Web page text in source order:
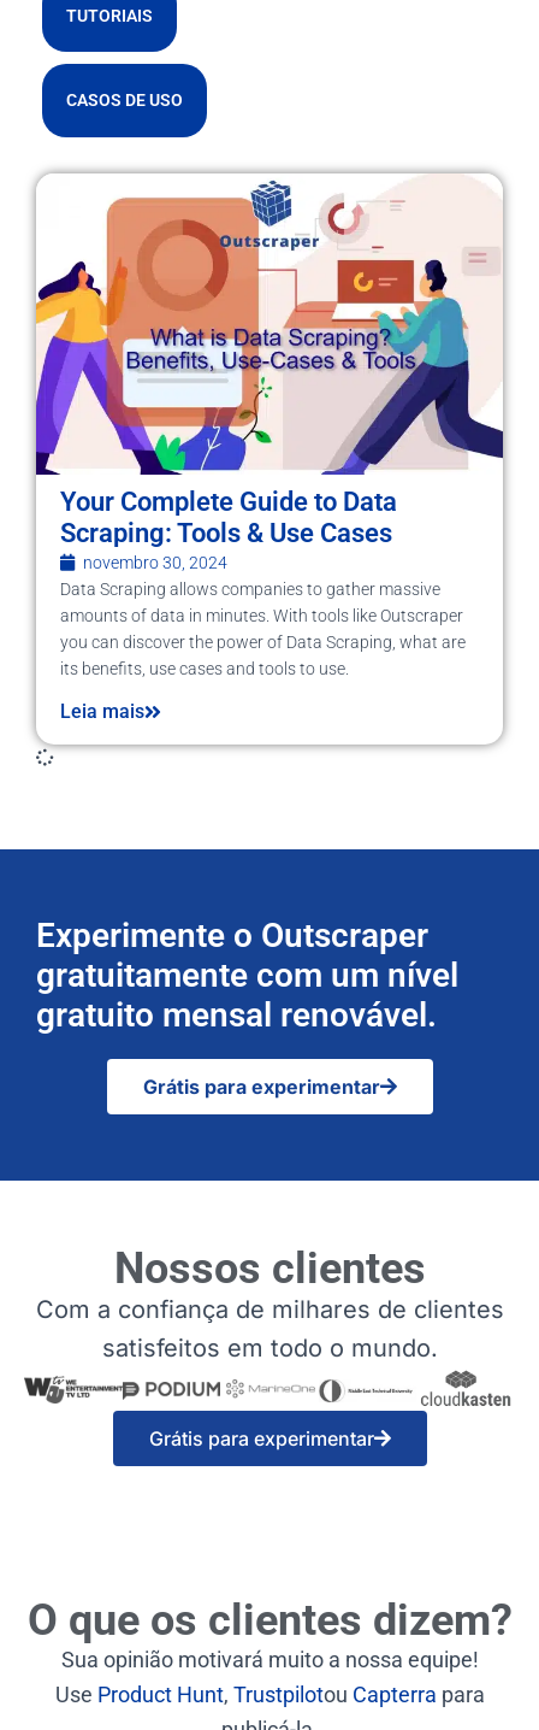
TUTORIAIS
CASOS DE USO
Your Complete Guide to Data
Scraping: Tools & Use Cases
novembro 30, 2024
Data Scraping allows companies to gather massive
amounts of data in minutes. With tools like Outscraper
you can discover the power of Data Scraping, what are
its benefits, use cases and tools to use.
Leia mais
Experimente o Outscraper
gratuitamente com um nível
gratuito mensal renovável.
Grátis para experimentar
Nossos clientes
Com a confiança de milhares de clientes
satisfeitos em todo o mundo.
Grátis para experimentar
O que os clientes dizem?
Sua opinião motivará muito a nossa equipe!
Use Product Hunt, Trustpilotou Capterra para